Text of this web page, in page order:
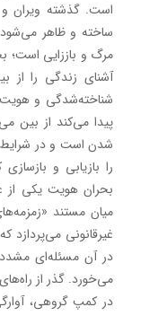
است. گذشته ویران
ساخته و ظاهر
مرگ و باززایی است؛
آشنای زندگی را از
شناخته‌شدگی و هویت
پیدا می‌کند از بین
شدن است و در شرایط
را بازیابی و
بحران هویت یکی
میان مستند
غیرقانونی
در آن مسئله‌ای
می‌خورد. گذر از
در کمپ گروهی،